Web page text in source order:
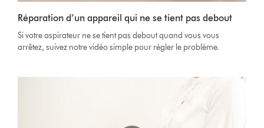
Transcript
vidéo
Réparation d’un appareil qui ne se tient pas debout
Si votre aspirateur ne se tient pas debout quand vous vous
arrêtez, suivez notre vidéo simple pour régler le problème.